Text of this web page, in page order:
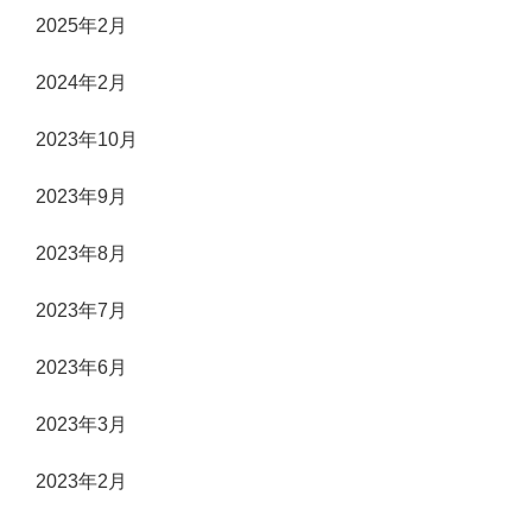
2025年2月
2024年2月
2023年10月
2023年9月
2023年8月
2023年7月
2023年6月
2023年3月
2023年2月